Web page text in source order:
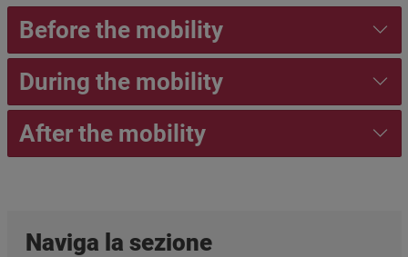
Before the mobility
During the mobility
After the mobility
Naviga la sezione